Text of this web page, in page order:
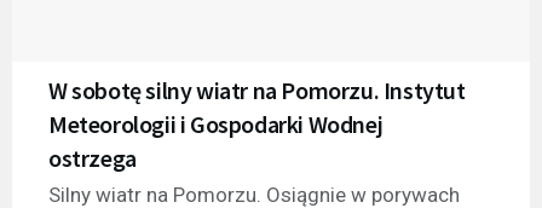
W sobotę silny wiatr na Pomorzu. Instytut
Meteorologii i Gospodarki Wodnej
ostrzega
Silny wiatr na Pomorzu. Osiągnie w porywach